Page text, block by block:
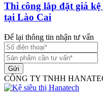
Thi công lắp đặt giá
tại Lào Cai
Để lại thông tin nhận tư vấn
Gửi
CÔNG TY TNHH